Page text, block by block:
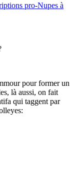
pro-Nupes à
pour former un
là aussi, on fait
qui taggent par